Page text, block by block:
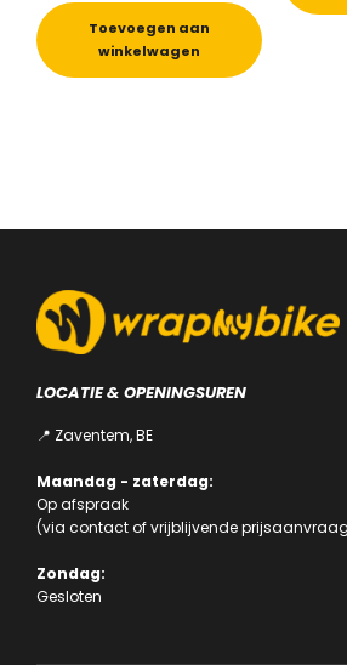
€ 19,99.
€ 11,99.
Toevoegen aan
winkelwagen
LOCATIE & OPENINGSUREN
📍 Zaventem, BE
Maandag - zaterdag:
Op afspraak
(via contactofvrijblijvende prijsaanvraag
Zondag:
Gesloten